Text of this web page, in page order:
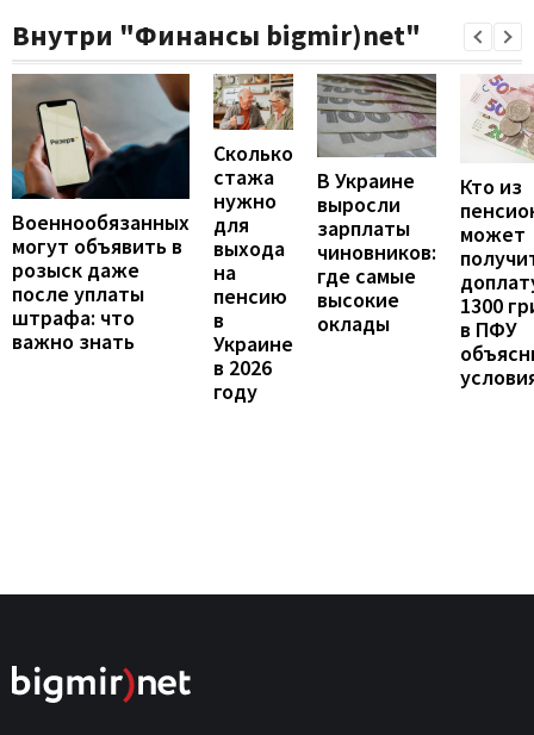
Внутри "Финансы bigmir)net"
Военнообязанных
могут объявить в
розыск даже
после уплаты
штрафа: что
важно знать
Сколько
стажа
нужно
для
выхода
на
пенсию
в
Украине
в 2026
году
В Украине
выросли
зарплаты
чиновников:
где самые
высокие
оклады
Кто из
может
1300
в ПФУ